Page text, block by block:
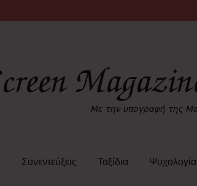
Συνεντεύξεις Ταξίδια Ψυχολογία